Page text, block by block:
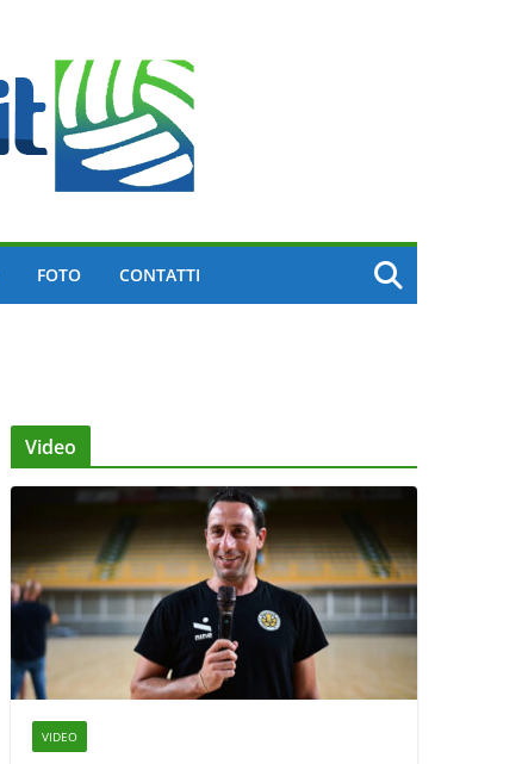
FOTO CONTATTI
Video
VIDEO